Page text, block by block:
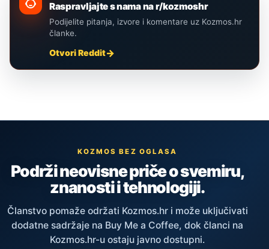
Raspravljajte s nama na r/kozmoshr
Podijelite pitanja, izvore i komentare uz Kozmos.hr
članke.
Otvori Reddit
KOZMOS BEZ OGLASA
Podrži neovisne priče o svemiru,
znanosti i tehnologiji.
Članstvo pomaže održati Kozmos.hr i može uključivati
dodatne sadržaje na Buy Me a Coffee, dok članci na
Kozmos.hr-u ostaju javno dostupni.